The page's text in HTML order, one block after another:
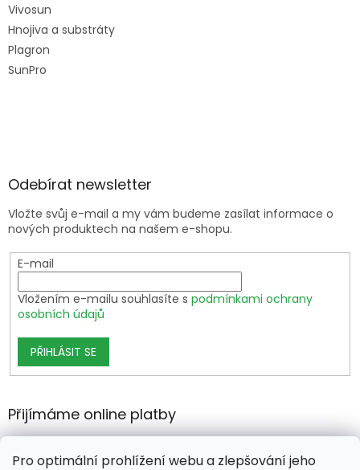
Pro optimální prohlížení webu a zlepšování jeho
Vivosun
Hnojiva a substráty
Plagron
SunPro
Odebírat newsletter
Vložte svůj e-mail a my vám budeme zasílat informace o
nových produktech na našem e-shopu.
E-mail
Vložením e-mailu souhlasíte s podmínkami ochrany
osobních údajů
PŘIHLÁSIT SE
Přijímáme online platby